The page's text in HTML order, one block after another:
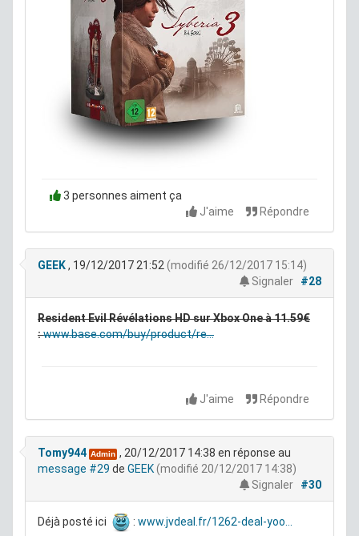
3 personnes aiment ça
J'aime
Répondre
GEEK, 19/12/2017 21:52(modifié 26/12/2017 15:14)
Signaler
#28
Resident Evil Révélations HD sur Xbox One à 11.59€
:www.base.com/buy/product/re...
J'aime Répondre
Tomy944 Admin , 20/12/2017 14:38 en réponse au
message #29 de GEEK(modifié 20/12/2017 14:38)
Signaler
#30
Déjà posté ici : www.jvdeal.fr/1262-deal-yoo...